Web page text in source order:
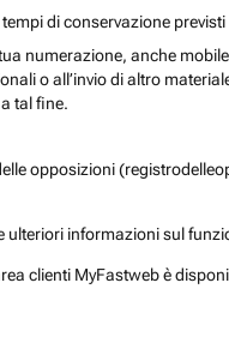
di conservazione previsti
numerazione, anche
o all’invio di altro
tal fine.
opposizioni
ulteriori informazioni sul
clienti MyFastweb è